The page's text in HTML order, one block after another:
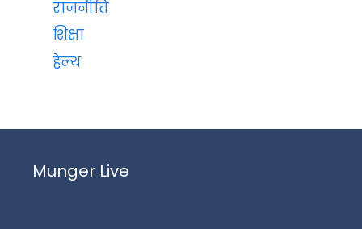
राजनीति
शिक्षा
हेल्थ
Munger Live